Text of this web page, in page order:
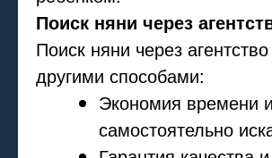
Поиск няни через
Поиск няни через
другими способами:
Экономия времени
самостоятельно